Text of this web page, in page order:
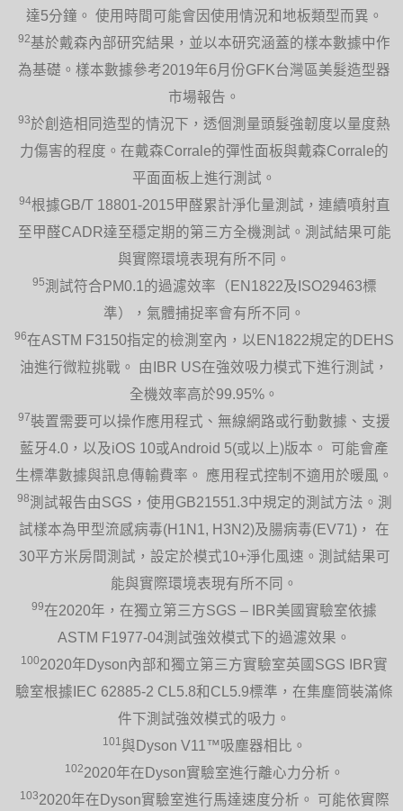
達5分鐘。 使用時間可能會因使用情況和地板類型而異。
92基於戴森內部研究結果，並以本研究涵蓋的樣本數據中作
為基礎。樣本數據參考2019年6月份GFK台灣區美髮造型器
市場報告。
93於創造相同造型的情況下，透個測量頭髮強韌度以量度熱
力傷害的程度。在戴森Corrale的彈性面板與戴森Corrale的
平面面板上進行測試。
94根據GB/T 18801-2015甲醛累計淨化量測試，連續噴射直
至甲醛CADR達至穩定期的第三方全機測試。測試結果可能
與實際環境表現有所不同。
95測試符合PM0.1的過濾效率（EN1822及ISO29463標
準），氣體捕捉率會有所不同。
96在ASTM F3150指定的檢測室內，以EN1822規定的DEHS
油進行微粒挑戰。 由IBR US在強效吸力模式下進行測試，
全機效率高於99.95%。
97裝置需要可以操作應用程式、無線網路或行動數據、支援
藍牙4.0，以及iOS 10或Android 5(或以上)版本。 可能會產
生標準數據與訊息傳輸費率。 應用程式控制不適用於暖風。
98測試報告由SGS，使用GB21551.3中規定的測試方法。測
試樣本為甲型流感病毒(H1N1, H3N2)及腸病毒(EV71)， 在
30平方米房間測試，設定於模式10+淨化風速。測試結果可
能與實際環境表現有所不同。
99在2020年，在獨立第三方SGS – IBR美國實驗室依據
ASTM F1977-04測試強效模式下的過濾效果。
1002020年Dyson內部和獨立第三方實驗室英國SGS IBR實
驗室根據IEC 62885-2 CL5.8和CL5.9標準，在集塵筒裝滿條
件下測試強效模式的吸力。
101 與Dyson V11™吸塵器相比。
1022020年在Dyson實驗室進行離心力分析。
1032020年在Dyson實驗室進行馬達速度分析。 可能依實際